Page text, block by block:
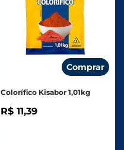
Comprar
Colorífico Kisabor 1,01kg
R$ 11,39